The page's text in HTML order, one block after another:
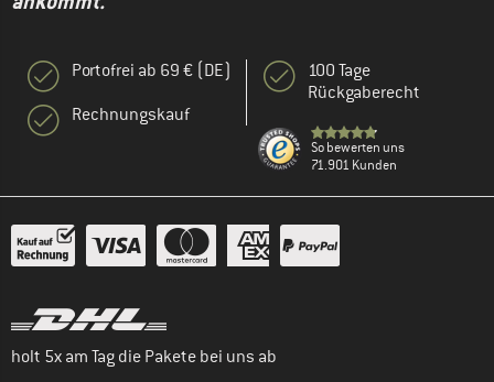
Portofrei ab 69 € (DE)
Rechnungskauf
100 Tage
Rückgaberecht
So bewerten uns
71.901 Kunden
holt 5x am Tag die Pakete bei uns ab